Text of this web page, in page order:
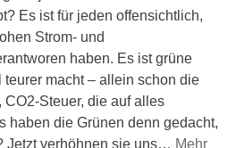
Es ist für jeden offensichtlich,
Strom- und
haben. Es ist grüne
macht – allein schon die
Steuer, die auf alles
haben die Grünen denn gedacht,
Jetzt verhöhnen sie uns… Mehr